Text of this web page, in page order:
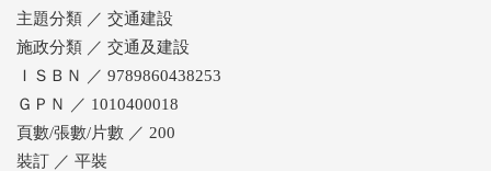
主題分類 ／ 交通建設
施政分類 ／ 交通及建設
ＩＳＢＮ ／ 9789860438253
ＧＰＮ ／ 1010400018
頁數/張數/片數 ／ 200
裝訂 ／ 平裝